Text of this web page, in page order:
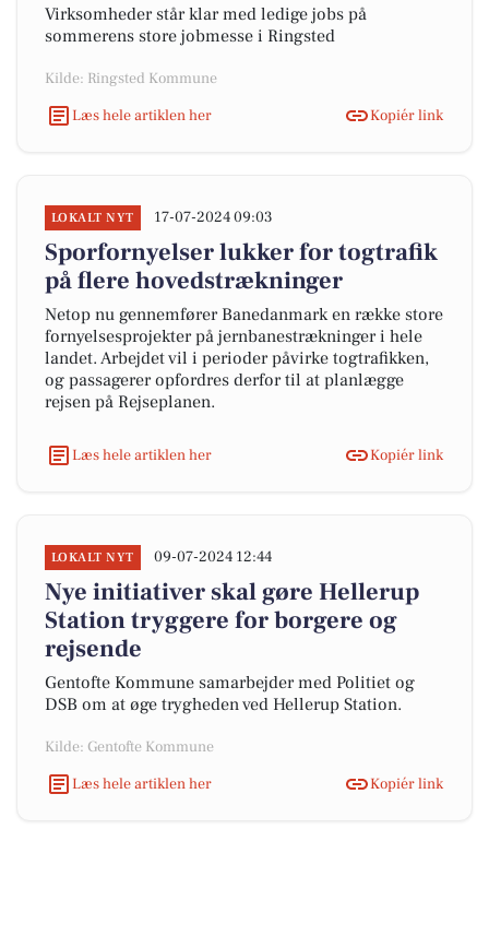
Virksomheder står klar med ledige jobs på
sommerens store jobmesse i Ringsted
Kilde: Ringsted Kommune
Læs hele artiklen her
Kopiér link
LOKALT NYT 17-07-2024 09:03
Sporfornyelser lukker for togtrafik
på flere hovedstrækninger
Netop nu gennemfører Banedanmark en række store
fornyelsesprojekter på jernbanestrækninger i hele
landet. Arbejdet vil i perioder påvirke togtrafikken,
og passagerer opfordres derfor til at planlægge
rejsen på Rejseplanen.
Læs hele artiklen her Kopiér link
LOKALT NYT 09-07-2024 12:44
Nye initiativer skal gøre Hellerup
Station tryggere for borgere og
rejsende
Gentofte Kommune samarbejder med Politiet og
DSB om at øge trygheden ved Hellerup Station.
Kilde: Gentofte Kommune
Læs hele artiklen her
Kopiér link